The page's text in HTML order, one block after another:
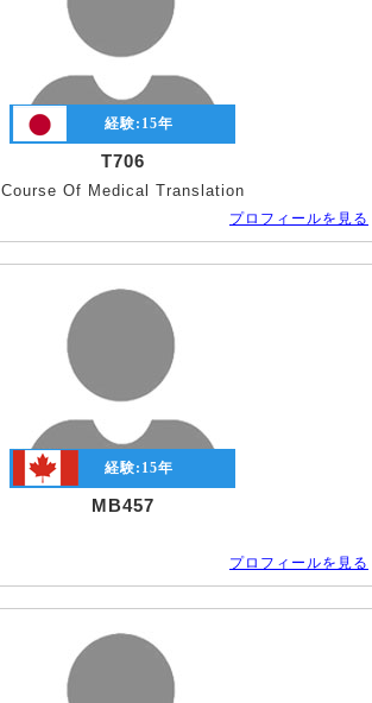
経験: 15年
T706
Course Of Medical Translation
プロフィールを見る
経験: 15年
MB457
プロフィールを見る